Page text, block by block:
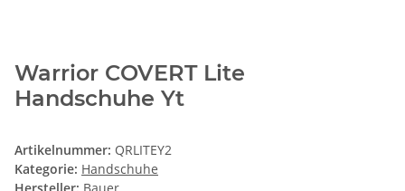
Warrior COVERT Lite
Handschuhe Yt
Artikelnummer: QRLITEY2
Kategorie: Handschuhe